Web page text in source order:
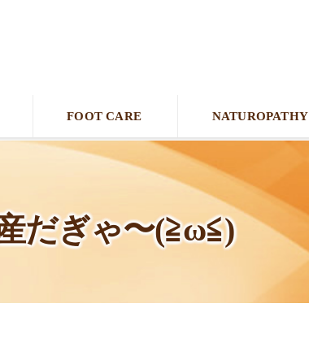
FOOT CARE NATUROPATHY
だぎゃ〜(≧ω≦)